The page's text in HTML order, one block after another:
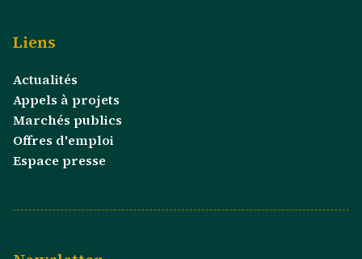
Liens
Actualités
Appels à projets
Marchés publics
Offres d'emploi
Espace presse